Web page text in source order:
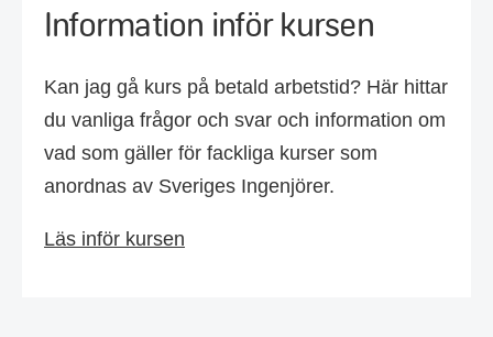
Information inför kursen
Kan jag gå kurs på betald arbetstid? Här hittar
du vanliga frågor och svar och information om
vad som gäller för fackliga kurser som
anordnas av Sveriges Ingenjörer.
Läs inför kursen